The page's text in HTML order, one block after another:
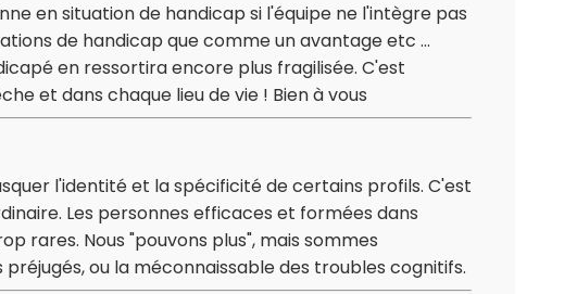
en situation de handicap si l'équipe ne l'intègre pas
de handicap que comme un avantage etc ...
en ressortira encore plus fragilisée. C'est
et dans chaque lieu de vie ! Bien à vous
l'identité et la spécificité de certains profils. C'est
Les personnes efficaces et formées dans
rares. Nous "pouvons plus", mais sommes
ou la méconnaissable des troubles cognitifs.